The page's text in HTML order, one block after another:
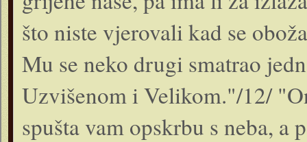
što niste vjerovali kad se
Mu se neko drugi smatrao
Uzvišenom i Velikom."/12/
spušta vam opskrbu s neba,